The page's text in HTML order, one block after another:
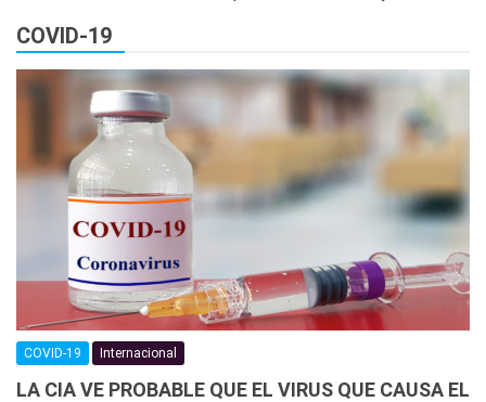
COVID-19
COVID-19 Internacional
LA CIA VE PROBABLE QUE EL VIRUS QUE CAUSA EL